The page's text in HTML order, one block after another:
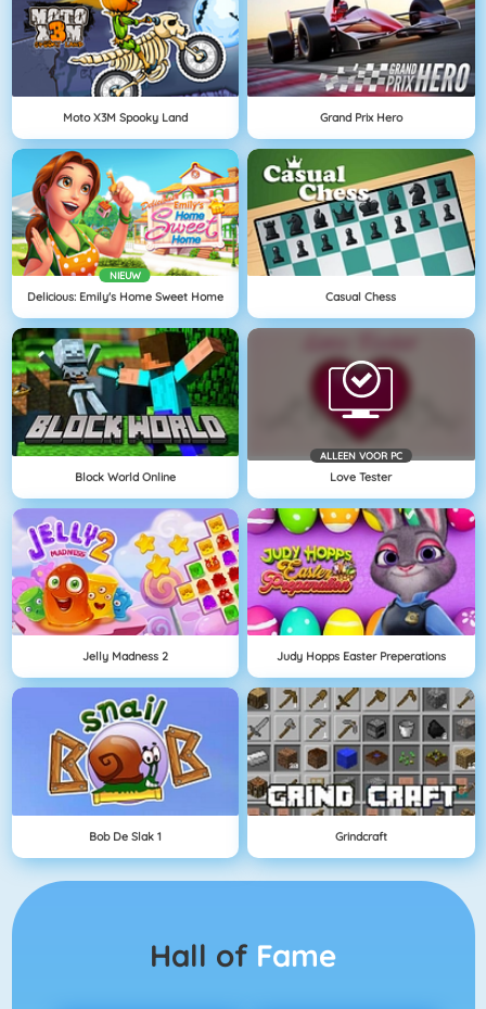
Moto X3M Spooky Land Grand Prix Hero
NIEUW
Delicious: Emily's Home Sweet Home Casual Chess
Block World Online
ALLEEN VOOR PC
Love Tester
Jelly Madness 2 Judy Hopps Easter Preperations
Bob De Slak 1 Grindcraft
Hall of Fame